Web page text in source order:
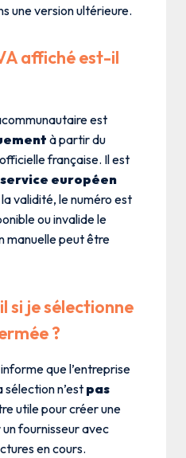
une version ultérieure.
affiché est-il
est
à partir du
française. Il est
européen
validité, le numéro est
ou invalide le
manuelle peut être
si je sélectionne
?
que l’entreprise
sélection n’est pas
utile pour créer une
fournisseur avec
en cours.